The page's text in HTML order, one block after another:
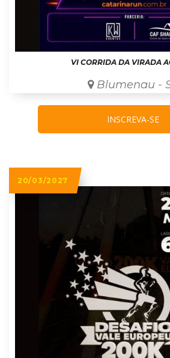
VI CORRIDA DA VIRADA
Blumenau -
INSCREVA-SE
20/03/2027